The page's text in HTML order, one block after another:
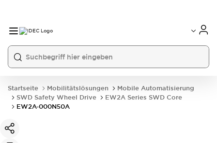
Startseite Mobilitätslösungen
Mobile Automatisierung
SWD Safety Wheel Drive
EW2A Series SWD Core
EW2A-000N50A